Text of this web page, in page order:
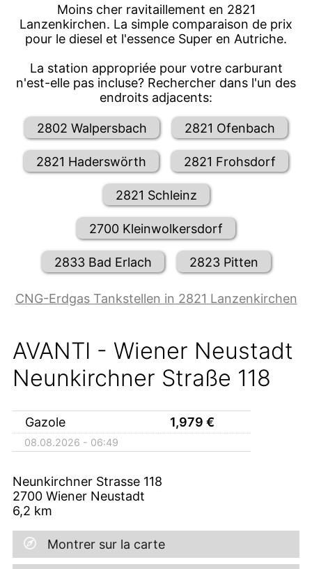
Moins cher ravitaillement en 2821
Lanzenkirchen. La simple comparaison de prix
pour le diesel et l'essence Super en Autriche.
La station appropriée pour votre carburant
n'est-elle pas incluse? Rechercher dans l'un des
endroits adjacents:
2802 Walpersbach 2821 Ofenbach
2821 Haderswörth 2821 Frohsdorf
2821 Schleinz
2700 Kleinwolkersdorf
2833 Bad Erlach 2823 Pitten
CNG-Erdgas Tankstellen in 2821 Lanzenkirchen
AVANTI - Wiener Neustadt
Neunkirchner Straße 118
Gazole 1,979 €
08.08.2026 - 06:49
Neunkirchner Strasse 118
2700 Wiener Neustadt
6,2 km
Montrer sur la carte